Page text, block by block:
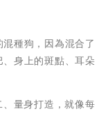
種狗，因為混合了
身上的斑點、耳朵
量身打造，就像每